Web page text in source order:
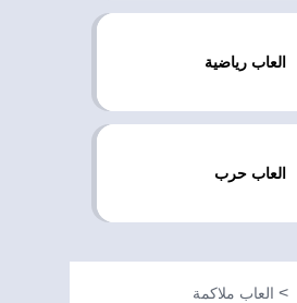
العاب رياضية
العاب حرب
العاب ملاكمة